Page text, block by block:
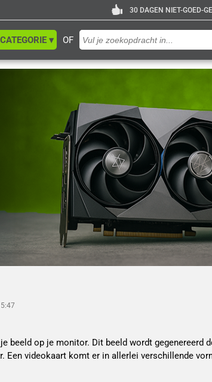
30 DAGEN NIET-GOED-
OF
▾
beeld op je monitor. Dit beeld wordt
Een videokaart komt er in allerlei verschillende